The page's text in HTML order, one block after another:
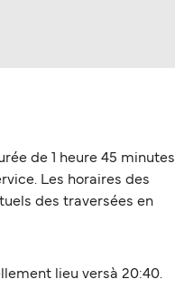
de 1 heure 45 minutes
Les horaires des
des traversées en
lieu versà 20:40.